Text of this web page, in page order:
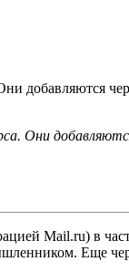
добавляются
Они
Mail.ru) в
Еще